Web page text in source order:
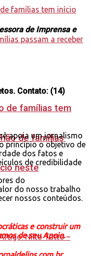
de famílias tem
de famílias
neste
de Imprensa e
Contato: (14)
apoia um jornalismo
princípio o objetivo de
dos fatos e
de credibilidade
do
do nosso trabalho
nossos conteúdos.
e construir um
de seu Apoio.